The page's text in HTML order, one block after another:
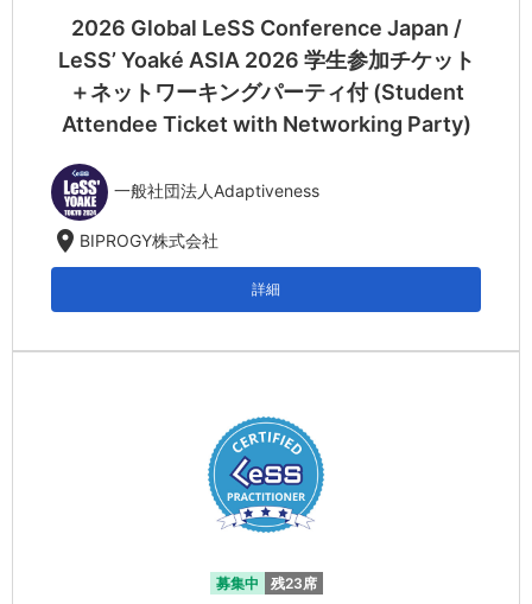
2026 Global LeSS Conference Japan /
LeSS’ Yoaké ASIA 2026 学生参加チケット
＋ネットワーキングパーティ付 (Student
Attendee Ticket with Networking Party)
一般社団法人Adaptiveness
location_on BIPROGY株式会社
詳細
募集中 残23席